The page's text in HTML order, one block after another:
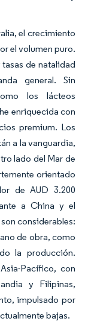
el crecimiento
el volumen puro.
de natalidad
general. Sin
los lácteos
enriquecida con
premium. Los
a la vanguardia,
lado del Mar de
orientado
de AUD 3.200
a China y el
considerables:
de obra, como
la producción.
Pacífico, con
y Filipinas,
impulsado por
bajas.